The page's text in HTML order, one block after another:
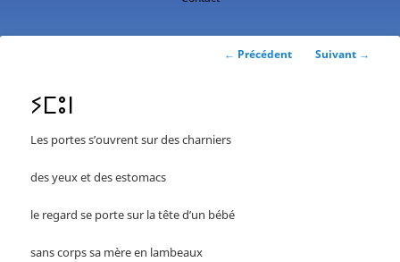
Navigation
← Précédent Suivant →
ⵢⵎⵓⵏ
Les portes s’ouvrent sur des charniers
des yeux et des estomacs
le regard se porte sur la tête d’un bébé
sans corps sa mère en lambeaux